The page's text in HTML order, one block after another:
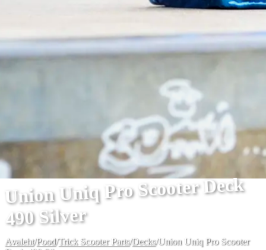
Union Uniq Pro Scooter Deck
490 Silver
Avaleht/Pood/Trick Scooter Parts/Decks/Union Uniq Pro Scooter